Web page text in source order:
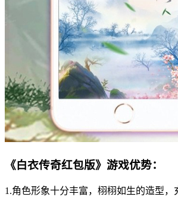
《白衣传奇红包版》游戏优势：
1.角色形象十分丰富，栩栩如生的造型